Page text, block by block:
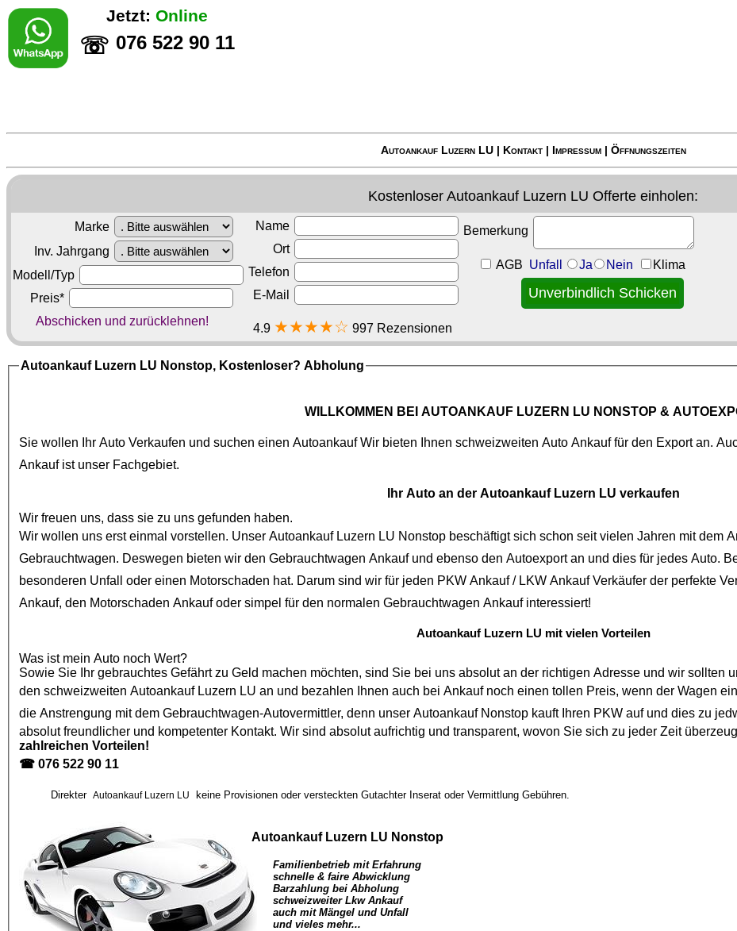
Jetzt: Online
☏ 076 522 90 11
Autoankauf Luzern LU| Kontakt| Impressum| Öffnungszeiten
Kostenloser Autoankauf Luzern LU Offerte einholen:
Marke
Inv. Jahrgang
Modell/Typ
Preis*
Name
Ort
Telefon
E-Mail
Bemerkung
AGB Unfall Ja Nein Klima
Abschicken und zurücklehnen!
4.9 ★★★★☆ 997 Rezensionen
Autoankauf Luzern LU Nonstop, Kostenloser? Abholung
WILLKOMMEN BEI AUTOANKAUF LUZERN LU NONSTOP &
Sie wollen Ihr Auto Verkaufen und suchen einen Autoankauf Wir bieten Ihnen
Ankaufist unser Fachgebiet.
Ihr Auto an der Autoankauf Luzern LU verkaufen
Wir freuen uns, dass sie zu uns gefunden haben.
Wir wollen uns erst einmal vorstellen. Unser Autoankauf Luzern LU Nonstop
Gebrauchtwagen. Deswegen bieten wir den Gebrauchtwagen Ankaufund ebenso den Autoexportan und dies für jedes Auto. Bei uns spielt es gar keine Rolle, ob ihr Fahrzeug einen
besonderen Unfall oder einen Motorschaden hat. Darum sind wir für jeden PKW Ankauf/ LKW AnkaufVerkäufer der perfekte
Ankauf, den Motorschaden Ankaufoder simpel für den normalen Gebrauchtwagen Ankaufinteressiert!
Autoankauf Luzern LU mit vielen Vorteilen
Was ist mein Auto noch Wert?
Sowie Sie Ihr gebrauchtes Gefährt zu Geld machen möchten, sind Sie bei uns absolut an der richtigen Adresse und wir sollten uns auf
den schweizweiten Autoankauf Luzern LU an und bezahlen Ihnen auch bei Ankauf noch einen tollen Preis, wenn der Wagen eine große Laufleistung aufweist. Bei uns
die Anstrengung mit dem Gebrauchtwagen-Autovermittler, denn unser AutoankaufNonstop kauft Ihren PKW auf und dies zu
absolut freundlicher und kompetenter Kontakt. Wir sind absolut aufrichtig und transparent, wovon Sie sich zu jeder Zeit
zahlreichen Vorteilen!
☎ 076 522 90 11
Direkter Autoankauf Luzern LU keine Provisionen oder versteckten Gutachter Inserat oder Vermittlung Gebühren.
Autoankauf Luzern LU Nonstop
Familienbetrieb mit Erfahrung
schnelle & faire Abwicklung
Barzahlung bei Abholung
schweizweiter Lkw Ankauf
auch mit Mängel und Unfall
und vieles mehr...